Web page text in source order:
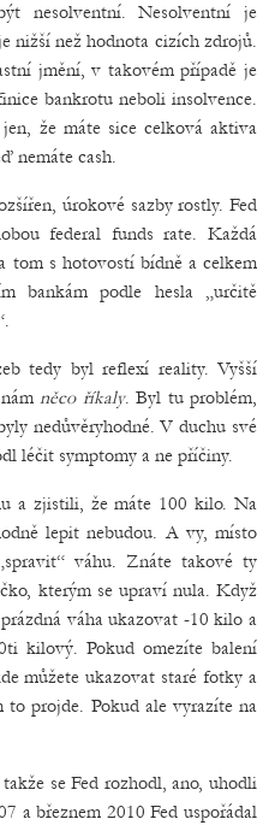
nesolventní. Nesolventní je
nižší než hodnota cizích zdrojů.
jmění, v takovém případě je
bankrotu neboli insolvence.
že máte sice celková aktiva
nemáte cash.
úrokové sazby rostly. Fed
federal funds rate. Každá
tom s hotovostí bídně a celkem
bankám podle hesla „určitě
tedy byl reflexí reality. Vyšší
něco říkaly. Byl tu problém,
nedůvěryhodné. V duchu své
léčit symptomy a ne příčiny.
a zjistili, že máte 100 kilo. Na
lepit nebudou. A vy, místo
váhu. Znáte takové ty
kterým se upraví nula. Když
váha ukazovat -10 kilo a
kilový. Pokud omezíte balení
můžete ukazovat staré fotky a
projde. Pokud ale vyrazíte na
se Fed rozhodl, ano, uhodli
a březnem 2010 Fed uspořádal